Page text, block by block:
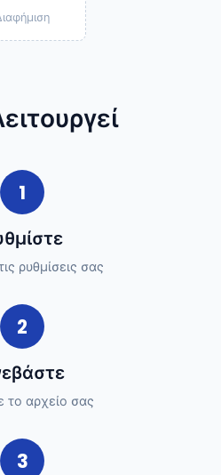
1
ρυθμίσεις σας
2
το αρχείο σας
3